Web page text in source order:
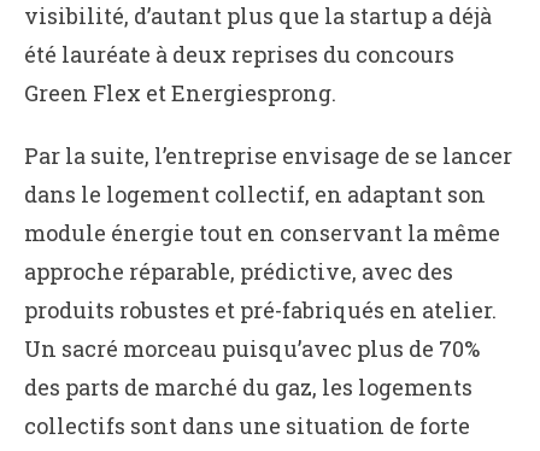
visibilité, d’autant plus que la startup a déjà
été lauréate à deux reprises du concours
Green Flex et Energiesprong.
Par la suite, l’entreprise envisage de se lancer
dans le logement collectif, en adaptant son
module énergie tout en conservant la même
approche réparable, prédictive, avec des
produits robustes et pré-fabriqués en atelier.
Un sacré morceau puisqu’avec plus de 70%
des parts de marché du gaz, les logements
collectifs sont dans une situation de forte